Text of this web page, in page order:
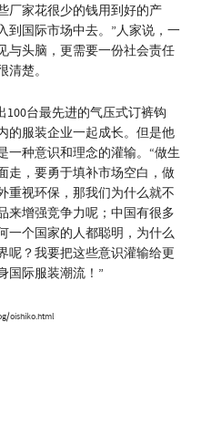
厂家花很少的钱用到好的产
到国际市场中去。”人家说，一
与头脑，更需要一份社会责任
楚。
台最先进的气压式订裤钩
的服装企业一起成长。但是他
一种意识和理念的灌输。“做生
走，要勇于填补市场空白，做
重视环保，那我们为什么就不
来增强竞争力呢；中国有很多
一个国家的人都聪明，为什么
呢？我要把这些意识灌输给更
国际服装潮流！”
oishiko.html